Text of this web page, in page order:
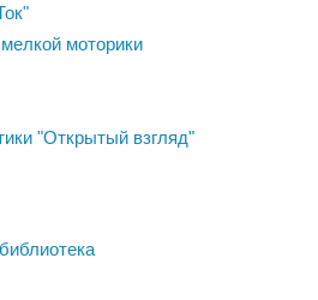
моторики
"Открытый взгляд"